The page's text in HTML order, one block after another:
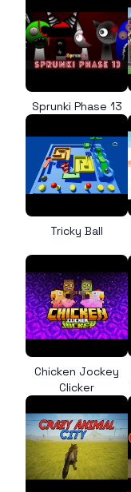
Sprunki Phase 13
Tricky Ball
Chicken Jockey
Clicker